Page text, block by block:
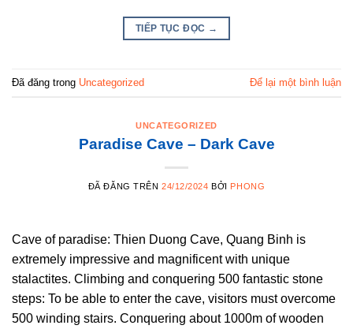
TIẾP TỤC ĐỌC →
Đã đăng trong Uncategorized Để lại một bình luận
UNCATEGORIZED
Paradise Cave – Dark Cave
ĐÃ ĐĂNG TRÊN24/12/2024 BỞI PHONG
Cave of paradise: Thien Duong Cave, Quang Binh is
extremely impressive and magnificent with unique
stalactites. Climbing and conquering 500 fantastic stone
steps: To be able to enter the cave, visitors must overcome
500 winding stairs. Conquering about 1000m of wooden